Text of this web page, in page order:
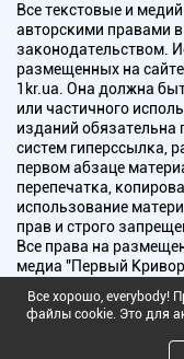
Все текстовые и
авторскими правами
законодательством.
размещенных на
1kr.ua. Она должна
или частичного
изданий
систем гиперссылка,
первом абзаце
перепечатка,
использование
прав и строго
Все права на
медиа "Первый
Национальным
радиовещания.
Copyright ©
Все хорошо, everybody!
файлы cookie. Это для